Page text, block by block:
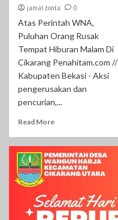
jamal zonta 0
‎Atas Perintah WNA,
Puluhan Orang Rusak
Tempat Hiburan Malam Di
Cikarang Penahitam.com //
Kabupaten Bekasi - Aksi
pengerusakan dan
pencurian,...
Read More